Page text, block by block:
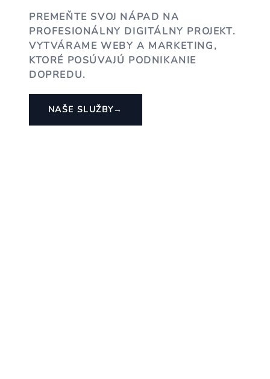
PREMEŇTE SVOJ NÁPAD NA
PROFESIONÁLNY DIGITÁLNY PROJEKT.
VYTVÁRAME WEBY A MARKETING,
KTORÉ POSÚVAJÚ PODNIKANIE
DOPREDU.
NAŠE SLUŽBY→